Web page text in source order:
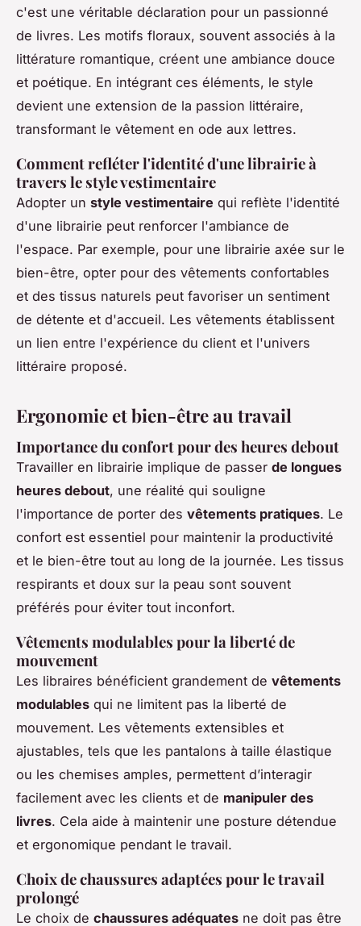
c'est une véritable déclaration pour un passionné
de livres. Les motifs floraux, souvent associés à la
littérature romantique, créent une ambiance douce
et poétique. En intégrant ces éléments, le style
devient une extension de la passion littéraire,
transformant le vêtement en ode aux lettres.
Comment refléter l'identité d'une librairie à
travers le style vestimentaire
Adopter un style vestimentaire qui reflète l'identité
d'une librairie peut renforcer l'ambiance de
l'espace. Par exemple, pour une librairie axée sur le
bien-être, opter pour des vêtements confortables
et des tissus naturels peut favoriser un sentiment
de détente et d'accueil. Les vêtements établissent
un lien entre l'expérience du client et l'univers
littéraire proposé.
Ergonomie et bien-être au travail
Importance du confort pour des heures debout
Travailler en librairie implique de passer de longues
heures debout, une réalité qui souligne
l'importance de porter des vêtements pratiques. Le
confort est essentiel pour maintenir la productivité
et le bien-être tout au long de la journée. Les tissus
respirants et doux sur la peau sont souvent
préférés pour éviter tout inconfort.
Vêtements modulables pour la liberté de
mouvement
Les libraires bénéficient grandement de vêtements
modulables qui ne limitent pas la liberté de
mouvement. Les vêtements extensibles et
ajustables, tels que les pantalons à taille élastique
ou les chemises amples, permettent d’interagir
facilement avec les clients et de manipuler des
livres. Cela aide à maintenir une posture détendue
et ergonomique pendant le travail.
Choix de chaussures adaptées pour le travail
prolongé
Le choix de chaussures adéquates ne doit pas être